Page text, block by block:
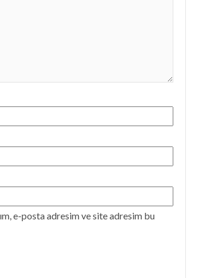
e-posta adresim ve site adresim bu